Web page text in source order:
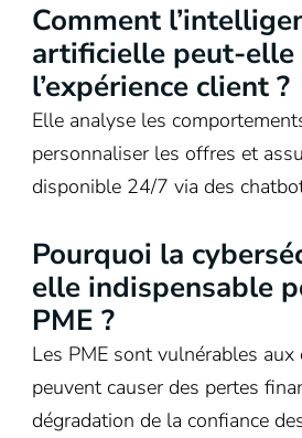
Comment
artificielle peut-elle
l’expérience client ?
Elle analyse les
personnaliser les offres et
disponible 24/7 via des
Pourquoi la
elle indispensable
PME ?
Les PME sont vulnérables
peuvent causer des pertes
dégradation de la confiance